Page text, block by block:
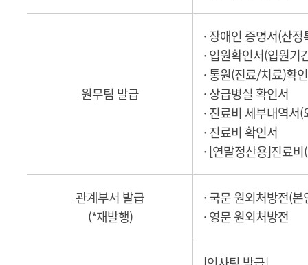
원무팀 발급
· 장애인 증명서(산
· 입원확인서(입원기
· 통원(진료/치료)확
· 상급병실 확인서
· 진료비 세부내역서
· 진료비 확인서
· [연말정산용]진료
관계부서 발급
(*재발행)
· 국문 원외처방전(
· 영문 원외처방전